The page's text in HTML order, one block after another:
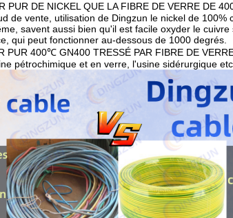
PUR DE NICKEL QUE LA FIBRE DE VERRE DE
de vente, utilisation de Dingzun le nickel de
savent aussi bien qu'il est facile oxyder le
qui peut fonctionner au-dessous de 1000 degrés.
PUR 400℃ GN400 TRESSÉ PAR FIBRE DE
pétrochimique et en verre, l'usine sidérurgique etc.